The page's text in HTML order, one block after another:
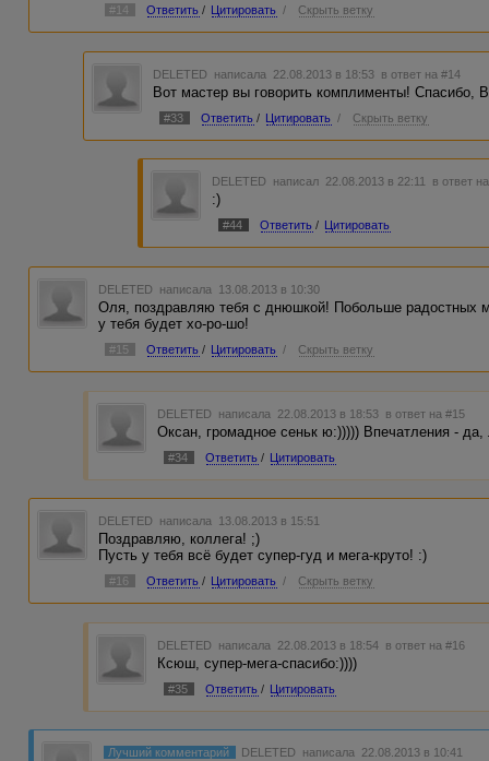
#14 Ответить / Цитировать / Скрыть ветку
DELETED написала 22.08.2013 в 18:53 в ответ на #14
Вот мастер вы говорить комплименты! Спасибо,
#33 Ответить / Цитировать / Скрыть ветку
DELETED написал 22.08.2013 в 22:11 в ответ
:)
#44 Ответить / Цитировать
DELETED написала 13.08.2013 в 10:30
Оля, поздравляю тебя с днюшкой! Побольше радостных
у тебя будет хо-ро-шо!
#15 Ответить / Цитировать / Скрыть ветку
DELETED написала 22.08.2013 в 18:53 в ответ на #15
Оксан, громадное сеньк ю:))))) Впечатления -
#34 Ответить / Цитировать
DELETED написала 13.08.2013 в 15:51
Поздравляю, коллега! ;)
Пусть у тебя всё будет супер-гуд и мега-круто! :)
#16 Ответить / Цитировать / Скрыть ветку
DELETED написала 22.08.2013 в 18:54 в ответ на #16
Ксюш, супер-мега-спасибо:))))
#35 Ответить / Цитировать
Лучший комментарий DELETED написала 22.08.2013 в 10:41